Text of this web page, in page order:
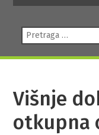
Pretraga:
Višnje
otkupna